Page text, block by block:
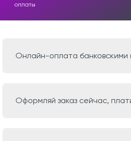
оплаты
Онлайн-оплата банковскими
Оформляй заказ сейчас,